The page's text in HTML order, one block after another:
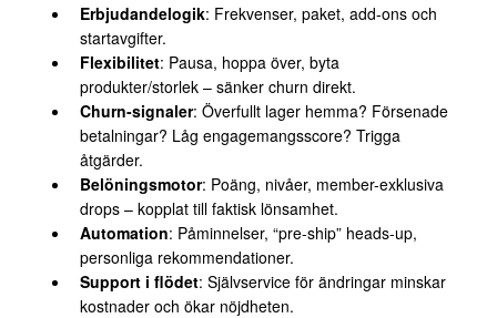
Erbjudandelogik: Frekvenser, paket, add-ons och
startavgifter.
Flexibilitet: Pausa, hoppa över, byta
produkter/storlek – sänker churn direkt.
Churn-signaler: Överfullt lager hemma? Försenade
betalningar? Låg engagemangsscore? Trigga
åtgärder.
Belöningsmotor: Poäng, nivåer, member-exklusiva
drops – kopplat till faktisk lönsamhet.
Automation: Påminnelser, “pre-ship” heads-up,
personliga rekommendationer.
Support i flödet: Självservice för ändringar minskar
kostnader och ökar nöjdheten.